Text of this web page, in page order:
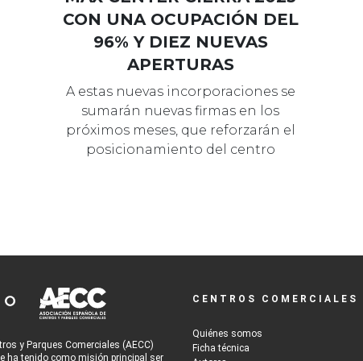
CON UNA OCUPACIÓN DEL
96% Y DIEZ NUEVAS
APERTURAS
A estas nuevas incorporaciones se
sumarán nuevas firmas en los
próximos meses, que reforzarán el
posicionamiento del centro
y Parques Comerciales (AECC)
ha tenido como misión principal ser
CENTROS COMERCIALES
Quiénes somos
Ficha técnica